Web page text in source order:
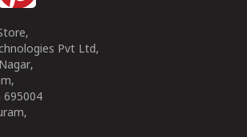
Pvt Ltd,
695004